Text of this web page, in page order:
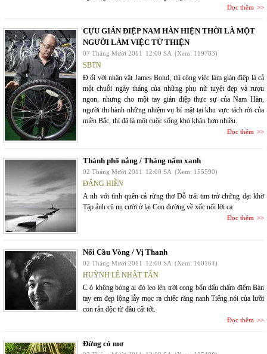
Đọc thêm
CỰU GIÁN ĐIỆP NAM HÀN HIỆN THỜI LÀ MỘT
NGƯỜI LÀM VIỆC TỪ THIỆN
07 Tháng Mười 2011 12:00 SA (Xem: 119783)
SBTN
Đ ối với nhân vật James Bond, thì công việc làm gián điệp là cả
một chuỗi ngày tháng của những phụ nữ tuyệt đẹp và rượu
ngon, nhưng cho một tay gián điệp thực sự của Nam Hàn,
người thi hành những nhiệm vụ bí mật tại khu vực tách rời của
miền Bắc, thì đã là một cuộc sống khó khăn hơn nhiều.
Đọc thêm
Thành phố nắng / Tháng năm xanh
02 Tháng Mười 2011 12:00 SA (Xem: 155590)
ĐẶNG HIỀN
A nh với tình quên cả rừng thơ Dỗ trái tim trở chứng dại khờ
Tập ảnh cũ nụ cười ở lại Con đường về xốc nổi lời ca
Đọc thêm
Nối Cầu Vòng / Vị Thanh
02 Tháng Mười 2011 12:00 SA (Xem: 160164)
HUỲNH LÊ NHẬT TẤN
C ó không bóng ai đó leo lên trời cong bốn dấu chấm điểm Bàn
tay em đẹp lộng lẫy mọc ra chiếc răng nanh Tiếng nói của lưỡi
con rắn độc từ đâu cất tới.
Đọc thêm
Đừng có mơ